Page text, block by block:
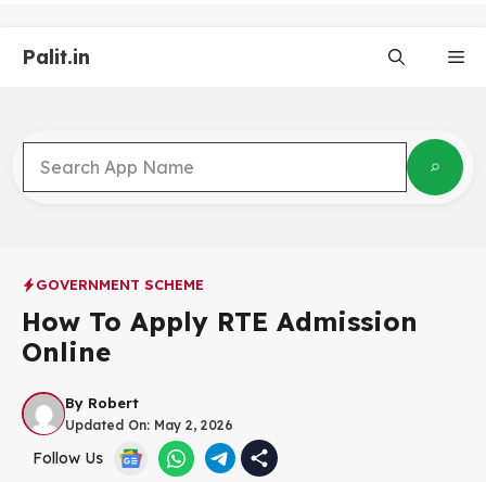
content
Palit.in
GOVERNMENT SCHEME
How To Apply RTE Admission
Online
By Robert
Updated On: May 2, 2026
Follow Us